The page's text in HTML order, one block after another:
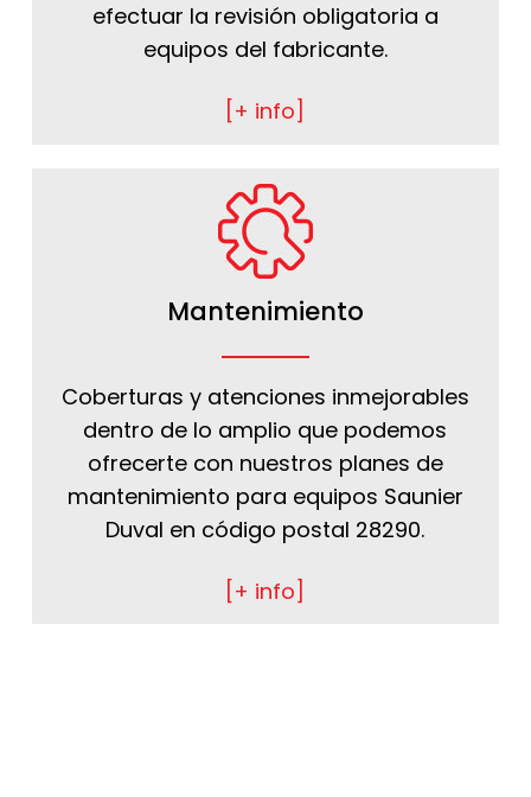
efectuar la revisión obligatoria a
equipos del fabricante.
[+ info]
Mantenimiento
Coberturas y atenciones inmejorables
dentro de lo amplio que podemos
ofrecerte con nuestros planes de
mantenimiento para equipos Saunier
Duval en código postal 28290.
[+ info]